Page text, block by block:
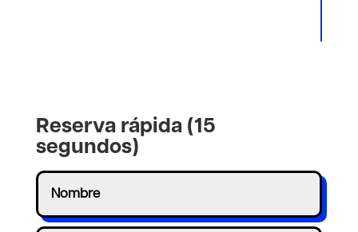
Reserva rápida (15
segundos)